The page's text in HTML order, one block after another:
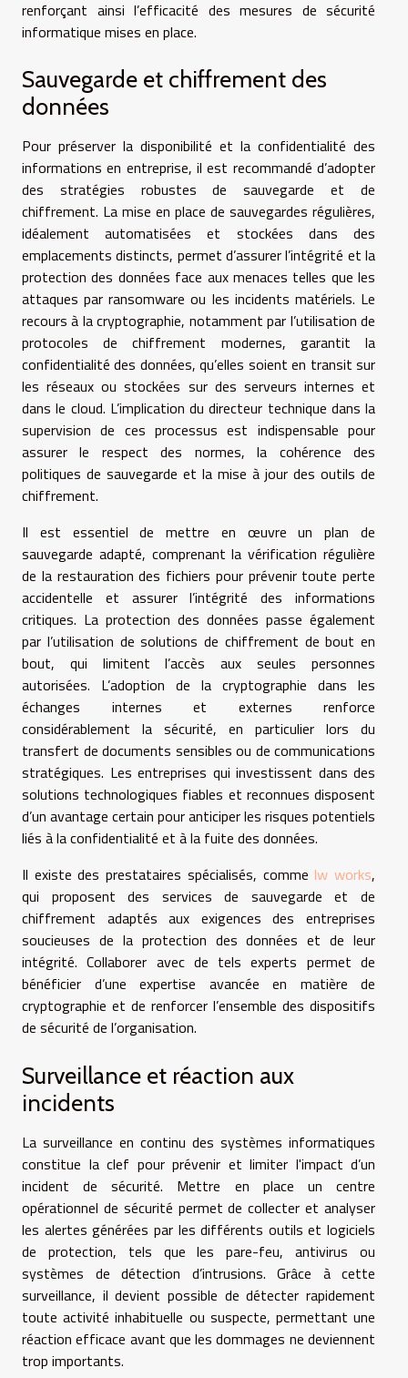
renforçant ainsi l’efficacité des mesures de sécurité
informatique mises en place.
Sauvegarde et chiffrement des
données
Pour préserver la disponibilité et la confidentialité des
informations en entreprise, il est recommandé d’adopter
des stratégies robustes de sauvegarde et de
chiffrement. La mise en place de sauvegardes régulières,
idéalement automatisées et stockées dans des
emplacements distincts, permet d’assurer l’intégrité et la
protection des données face aux menaces telles que les
attaques par ransomware ou les incidents matériels. Le
recours à la cryptographie, notamment par l’utilisation de
protocoles de chiffrement modernes, garantit la
confidentialité des données, qu’elles soient en transit sur
les réseaux ou stockées sur des serveurs internes et
dans le cloud. L’implication du directeur technique dans la
supervision de ces processus est indispensable pour
assurer le respect des normes, la cohérence des
politiques de sauvegarde et la mise à jour des outils de
chiffrement.
Il est essentiel de mettre en œuvre un plan de
sauvegarde adapté, comprenant la vérification régulière
de la restauration des fichiers pour prévenir toute perte
accidentelle et assurer l’intégrité des informations
critiques. La protection des données passe également
par l’utilisation de solutions de chiffrement de bout en
bout, qui limitent l’accès aux seules personnes
autorisées. L’adoption de la cryptographie dans les
échanges internes et externes renforce
considérablement la sécurité, en particulier lors du
transfert de documents sensibles ou de communications
stratégiques. Les entreprises qui investissent dans des
solutions technologiques fiables et reconnues disposent
d’un avantage certain pour anticiper les risques potentiels
liés à la confidentialité et à la fuite des données.
Il existe des prestataires spécialisés, comme lw works,
qui proposent des services de sauvegarde et de
chiffrement adaptés aux exigences des entreprises
soucieuses de la protection des données et de leur
intégrité. Collaborer avec de tels experts permet de
bénéficier d’une expertise avancée en matière de
cryptographie et de renforcer l’ensemble des dispositifs
de sécurité de l’organisation.
Surveillance et réaction aux
incidents
La surveillance en continu des systèmes informatiques
constitue la clef pour prévenir et limiter l'impact d’un
incident de sécurité. Mettre en place un centre
opérationnel de sécurité permet de collecter et analyser
les alertes générées par les différents outils et logiciels
de protection, tels que les pare-feu, antivirus ou
systèmes de détection d’intrusions. Grâce à cette
surveillance, il devient possible de détecter rapidement
toute activité inhabituelle ou suspecte, permettant une
réaction efficace avant que les dommages ne deviennent
trop importants.